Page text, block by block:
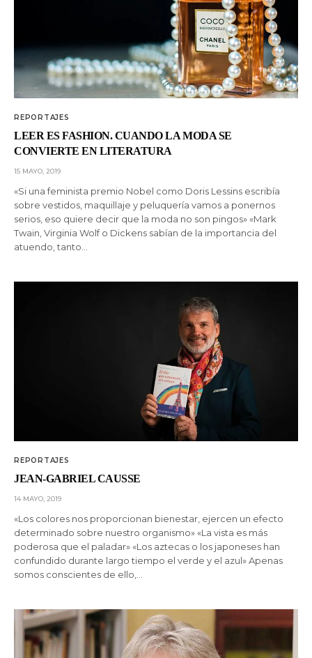
REPORTAJES
LEER ES FASHION. CUANDO LA MODA SE
CONVIERTE EN LITERATURA
15 MAYO, 2019
«Si una feminista premio Nobel como Doris Lessins escribía
sobre vestidos, maquillaje y peluquería vamos a ponernos
serios, eso quiere decir que la moda no son pingos» «Mark
Twain, Virginia Wolf o Dickens sabían de la importancia del
atuendo, tanto…
REPORTAJES
JEAN-GABRIEL CAUSSE
14 MAYO, 2019
«Los colores nos proporcionan bienestar, ejercen un efecto
determinado sobre nuestro organismo» «La vista es más
poderosa que el paladar» «Los aztecas o los japoneses han
confundido durante largo tiempo el verde y el azul» Apenas
somos conscientes de ello,…